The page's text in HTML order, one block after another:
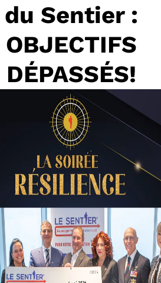
du Sentier :
OBJECTIFS
DÉPASSÉS!